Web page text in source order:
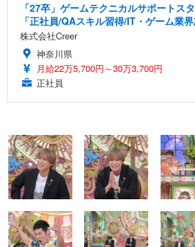
「27卒」ゲームテクニカルサポートス
「正社員/QAスキル習得/IT・ゲーム業界
株式会社Creer
神奈川県
月給22万5,700円～30万3,700円
正社員